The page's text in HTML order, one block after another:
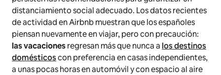
distanciamiento social adecuado. Los datos recientes
de actividad en Airbnb muestran que los españoles
piensan nuevamente en viajar, pero con precaución:
las vacacionesregresan más que nunca a los destinos
domésticoscon preferencia en casas independientes,
a unas pocas horas en automóvil y con espacio al aire